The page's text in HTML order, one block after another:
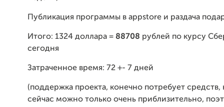
Публикация программы в appstore и раздача
Итого: 1324 доллара = 88708 рублей по курсу
сегодня
Затраченное время: 72 +- 7 дней
(поддержка проекта, конечно потребует средств,
сейчас можно только очень приблизительно,